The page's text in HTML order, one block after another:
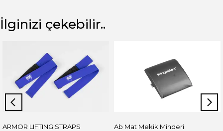
İlginizi çekebilir..
ARMOR LIFTING STRAPS Ab Mat Mekik Minderi